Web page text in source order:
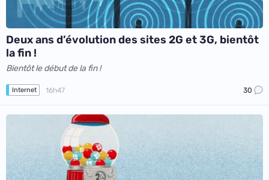
Deux ans d’évolution des sites 2G et 3G, bientôt
la fin !
Bientôt le début de la fin !
Internet 16h47 30